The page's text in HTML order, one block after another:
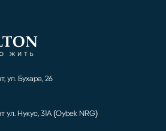
ул. Бухара, 26
ул. Нукус, 31А (Oybek NRG)